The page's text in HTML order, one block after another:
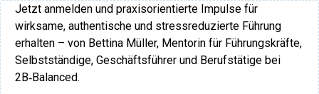
Jetzt anmelden und praxisorientierte Impulse für
wirksame, authentische und stressreduzierte Führung
erhalten – von Bettina Müller, Mentorin für Führungskräfte,
Selbstständige, Geschäftsführer und Berufstätige bei
2B‑Balanced.